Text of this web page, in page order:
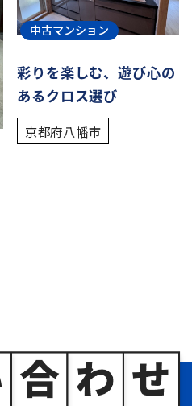
中古マンション
彩りを楽しむ、遊び心の
あるクロス選び
京都府八幡市